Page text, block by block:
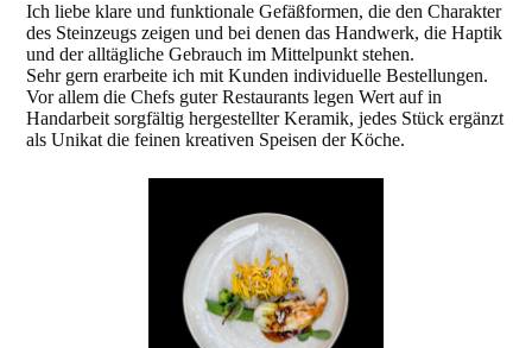
Ich liebe klare und funktionale Gefäßformen, die den Charakter
des Steinzeugs zeigen und bei denen das Handwerk, die Haptik
und der alltägliche Gebrauch im Mittelpunkt stehen.
Sehr gern erarbeite ich mit Kunden individuelle Bestellungen.
Vor allem die Chefs guter Restaurants legen Wert auf in
Handarbeit sorgfältig hergestellter Keramik, jedes Stück ergänzt
als Unikat die feinen kreativen Speisen der Köche.